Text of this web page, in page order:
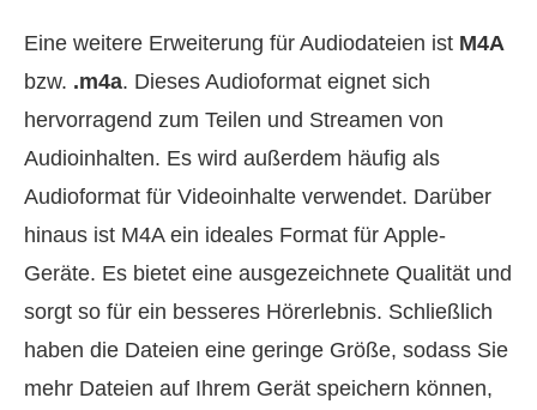
Eine weitere Erweiterung für Audiodateien ist M4A
bzw. .m4a. Dieses Audioformat eignet sich
hervorragend zum Teilen und Streamen von
Audioinhalten. Es wird außerdem häufig als
Audioformat für Videoinhalte verwendet. Darüber
hinaus ist M4A ein ideales Format für Apple-
Geräte. Es bietet eine ausgezeichnete Qualität und
sorgt so für ein besseres Hörerlebnis. Schließlich
haben die Dateien eine geringe Größe, sodass Sie
mehr Dateien auf Ihrem Gerät speichern können,